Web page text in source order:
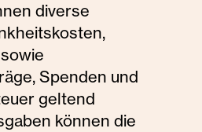
diverse
Spenden und
geltend
können die